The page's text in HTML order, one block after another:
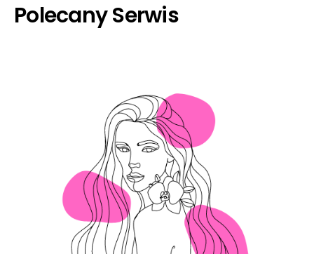
Polecany Serwis